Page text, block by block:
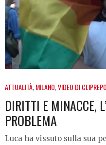
ATTUALITÀ,MILANO,VIDEO DI
DIRITTI E MINACCE,
PROBLEMA
Luca ha vissuto sulla sua